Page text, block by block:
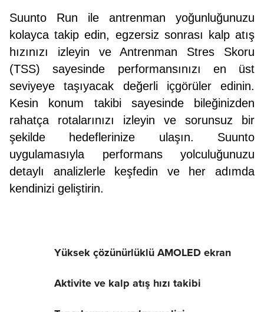
Suunto Run ile antrenman yoğunluğunuzu
kolayca takip edin, egzersiz sonrası kalp atış
hızınızı izleyin ve Antrenman Stres Skoru
(TSS) sayesinde performansınızı en üst
seviyeye taşıyacak değerli içgörüler edinin.
Kesin konum takibi sayesinde bileğinizden
rahatça rotalarınızı izleyin ve sorunsuz bir
şekilde hedeflerinize ulaşın. Suunto
uygulamasıyla performans yolculuğunuzu
detaylı analizlerle keşfedin ve her adımda
kendinizi geliştirin.
Yüksek çözünürlüklü AMOLED ekran
Aktivite ve kalp atış hızı takibi